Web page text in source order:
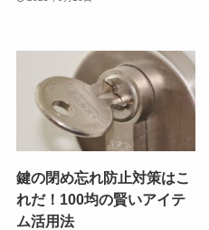
鍵の閉め忘れ防止対策はこ
れだ！100均の賢いアイテ
ム活用法